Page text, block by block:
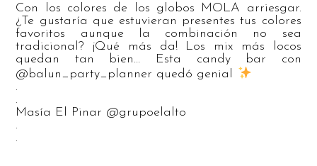
Con los colores de los globos MOLA arriesgar.
¿Te gustaría que estuvieran presentes tus colores
favoritos aunque la combinación no sea
tradicional? ¡Qué más da! Los mix más locos
quedan tan bien… Esta candy bar con
@balun_party_planner quedó genial
.
.
Masía El Pinar @grupoelalto
.
.